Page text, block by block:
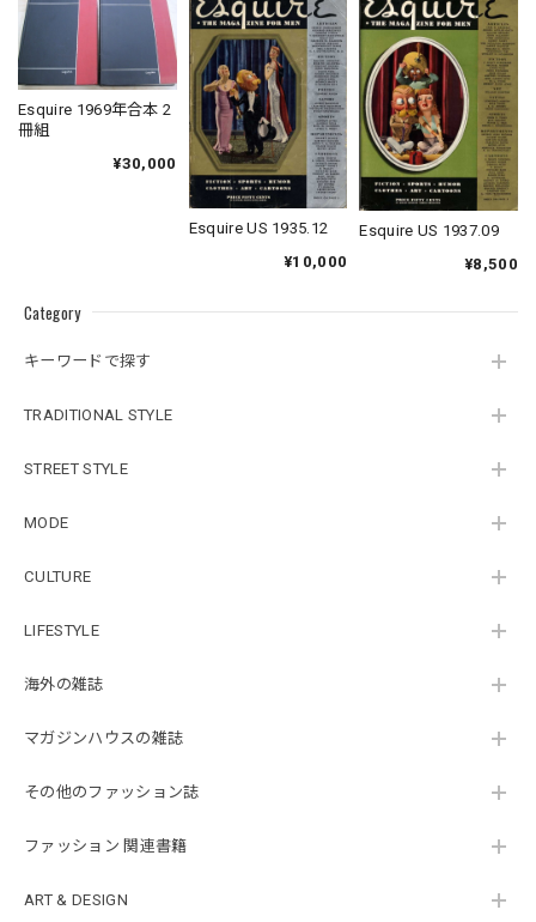
Category
キーワードで探す
TRADITIONAL STYLE
STREET STYLE
MODE
CULTURE
LIFESTYLE
海外の雑誌
マガジンハウスの雑誌
その他のファッション誌
ファッション 関連書籍
ART & DESIGN
Esquire 1969年合本 2
冊組
¥30,000
Esquire US 1935.12
¥10,000
Esquire US 1937.09
¥8,500